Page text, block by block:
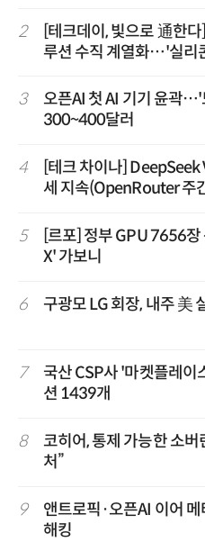
2
[테크데이, 빛으로 通한
루션 수직 계열화…'실리
3
오픈AI 첫 AI 기기 윤곽
300~400달러
4
[테크 차이나]
세 지속(OpenRouter 주
5
[르포] 정부 GPU 7656
X' 가보니
6 구광모 LG 회장, 내주 美
7
국산 CSP사 '마켓플레
션 1439개
8
코히어, 통제 가능한 소
처”
9
앤트로픽·오픈AI 이어
해킹